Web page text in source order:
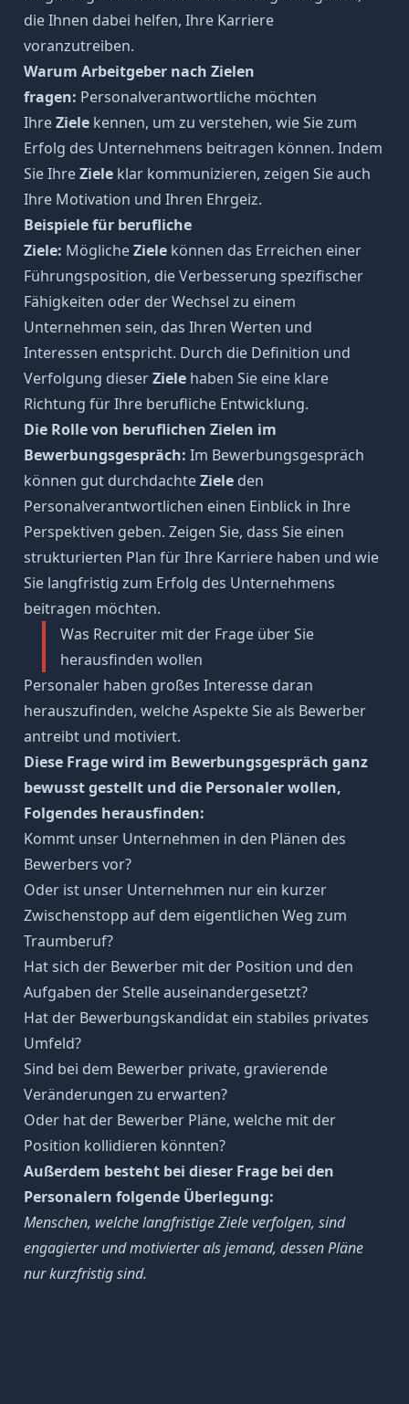
die Ihnen dabei helfen, Ihre Karriere
voranzutreiben.
Warum Arbeitgeber nach Zielen
fragen: Personalverantwortliche möchten
IhreZielekennen, um zu verstehen, wie Sie zum
Erfolg des Unternehmens beitragen können. Indem
Sie IhreZieleklar kommunizieren, zeigen Sie auch
Ihre Motivation und Ihren Ehrgeiz.
Beispiele für berufliche
Ziele: MöglicheZielekönnen das Erreichen einer
Führungsposition, die Verbesserung spezifischer
Fähigkeiten oder der Wechsel zu einem
Unternehmen sein, das Ihren Werten und
Interessen entspricht. Durch die Definition und
Verfolgung dieserZielehaben Sie eine klare
Richtung für Ihre berufliche Entwicklung.
Die Rolle von beruflichen Zielen im
Bewerbungsgespräch: Im Bewerbungsgespräch
können gut durchdachteZieleden
Personalverantwortlichen einen Einblick in Ihre
Perspektiven geben. Zeigen Sie, dass Sie einen
strukturierten Plan für Ihre Karriere haben und wie
Sie langfristig zum Erfolg des Unternehmens
beitragen möchten.
Was Recruiter mit der Frage über Sie
herausfinden wollen
Personaler haben großes Interesse daran
herauszufinden, welche Aspekte Sie als Bewerber
antreibt und motiviert.
Diese Frage wird im Bewerbungsgespräch ganz
bewusst gestellt und die Personaler wollen,
Folgendes herausfinden:
Kommt unser Unternehmen in den Plänen des
Bewerbers vor?
Oder ist unser Unternehmen nur ein kurzer
Zwischenstopp auf dem eigentlichen Weg zum
Traumberuf?
Hat sich der Bewerber mit der Position und den
Aufgaben der Stelle auseinandergesetzt?
Hat der Bewerbungskandidat ein stabiles privates
Umfeld?
Sind bei dem Bewerber private, gravierende
Veränderungen zu erwarten?
Oder hat der Bewerber Pläne, welche mit der
Position kollidieren könnten?
Außerdem besteht bei dieser Frage bei den
Personalern folgende Überlegung:
Menschen, welche langfristige Ziele verfolgen, sind
engagierter und motivierter als jemand, dessen Pläne
nur kurzfristig sind.